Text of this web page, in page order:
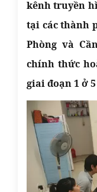
kênh truyền
tại các thành
Phòng và
chính thức
giai đoạn 1 ở